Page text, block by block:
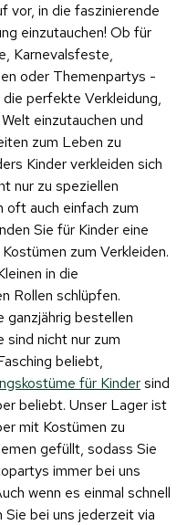
vor, in die faszinierende
einzutauchen! Ob für
Karnevalsfeste,
oder Themenpartys -
perfekte Verkleidung,
einzutauchen und
zum Leben zu
Kinder verkleiden sich
nur zu speziellen
oft auch einfach zum
Sie für Kinder eine
zum Verkleiden.
in die
Rollen schlüpfen.
ganzjährig bestellen
sind nicht nur zum
beliebt,
für Kindersind
beliebt. Unser Lager ist
mit Kostümen zu
gefüllt, sodass Sie
immer bei uns
wenn es einmal schnell
Sie bei uns jederzeit via